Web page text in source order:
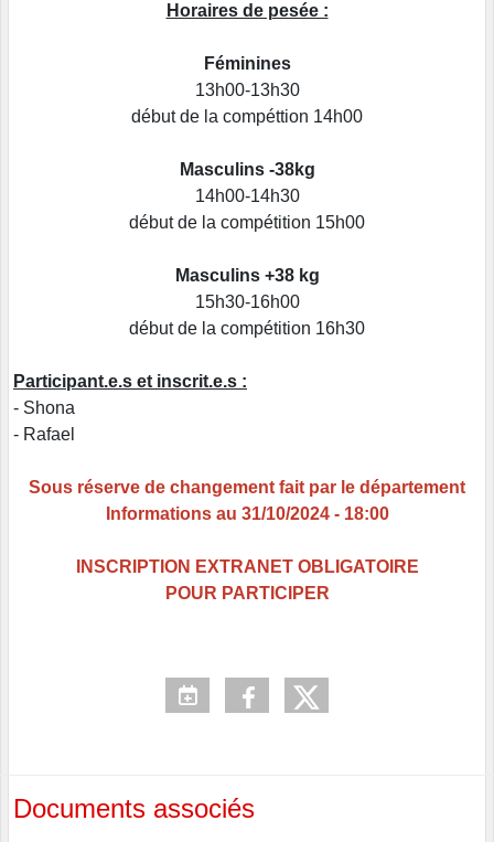
Horaires de pesée :
Féminines
13h00-13h30
début de la compéttion 14h00
Masculins -38kg
14h00-14h30
début de la compétition 15h00
Masculins +38 kg
15h30-16h00
début de la compétition 16h30
Participant.e.s et inscrit.e.s :
- Shona
- Rafael
Sous réserve de changement fait par le département
Informations au 31/10/2024 - 18:00
INSCRIPTION EXTRANET OBLIGATOIRE
POUR PARTICIPER
Documents associés